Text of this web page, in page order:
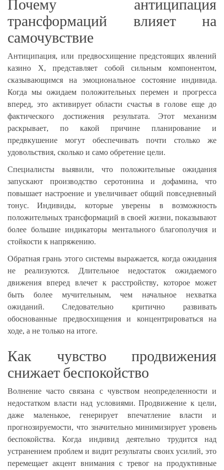
трансформаций влияет на
самочувствие
Антиципация, или предвосхищение предстоящих явлений
казино Х, представляет собой сильным компонентом,
сказывающимся на эмоциональное состояние индивида.
Когда мы ожидаем положительных перемен и прогресса
вперед, это активирует области счастья в голове еще до
фактического достижения результата. Этот механизм
раскрывает, по какой причине планирование и
предвкушение могут обеспечивать почти столько же
удовольствия, сколько и само обретение цели.
Специалисты выявили, что положительные ожидания
запускают производство серотонина и дофамина, что
повышает настроение и увеличивает общий повседневный
тонус. Индивиды, которые уверены в возможность
положительных трансформаций в своей жизни, показывают
более большие индикаторы ментального благополучия и
стойкости к напряжению.
Обратная грань этого системы выражается, когда ожидания
не реализуются. Длительное недостаток ожидаемого
движения вперед влечет к расстройству, которое может
быть более мучительным, чем начальное нехватка
ожиданий. Следовательно критично развивать
обоснованные предвосхищения и концентрироваться на
ходе, а не только на итоге.
Как чувство продвижения
снижает беспокойство
Волнение часто связана с чувством неопределенности и
недостатком власти над условиями. Продвижение к цели,
даже маленькое, генерирует впечатление власти и
прогнозируемости, что значительно минимизирует уровень
беспокойства. Когда индивид деятельно трудится над
устранением проблем и видит результаты своих усилий, это
перемещает акцент внимания с тревог на продуктивные